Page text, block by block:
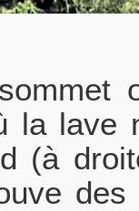
la lave
(à